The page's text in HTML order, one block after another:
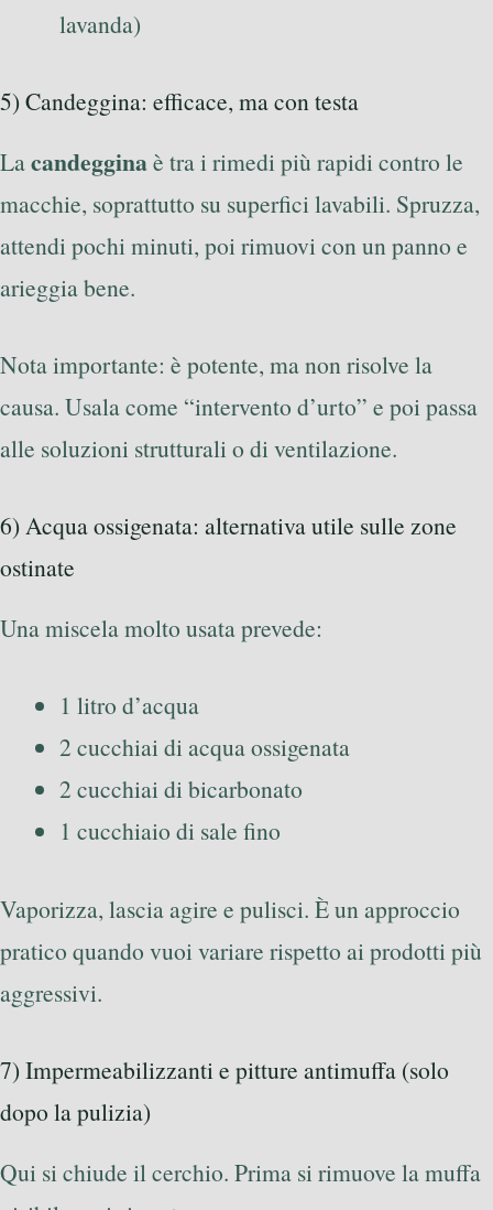
lavanda)
5) Candeggina: efficace, ma con testa
Lacandegginaè tra i rimedi più rapidi contro le
macchie, soprattutto su superfici lavabili. Spruzza,
attendi pochi minuti, poi rimuovi con un panno e
arieggia bene.
Nota importante: è potente, ma non risolve la
causa. Usala come “intervento d’urto” e poi passa
alle soluzioni strutturali o di ventilazione.
6) Acqua ossigenata: alternativa utile sulle zone
ostinate
Una miscela molto usata prevede:
1 litro d’acqua
2 cucchiai di acqua ossigenata
2 cucchiai di bicarbonato
1 cucchiaio di sale fino
Vaporizza, lascia agire e pulisci. È un approccio
pratico quando vuoi variare rispetto ai prodotti più
aggressivi.
7) Impermeabilizzanti e pitture antimuffa (solo
dopo la pulizia)
Qui si chiude il cerchio. Prima si rimuove la muffa